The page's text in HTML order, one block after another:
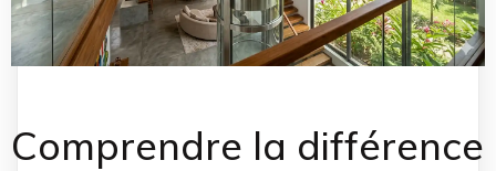
Comprendre la différence